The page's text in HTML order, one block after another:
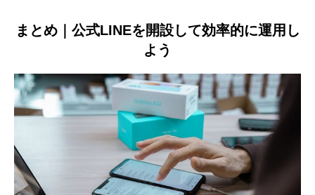
まとめ｜公式LINEを開設して効率的に運用し
よう